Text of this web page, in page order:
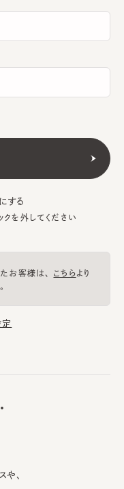
する
を外してください
お客様は、 こちらより
定
や、